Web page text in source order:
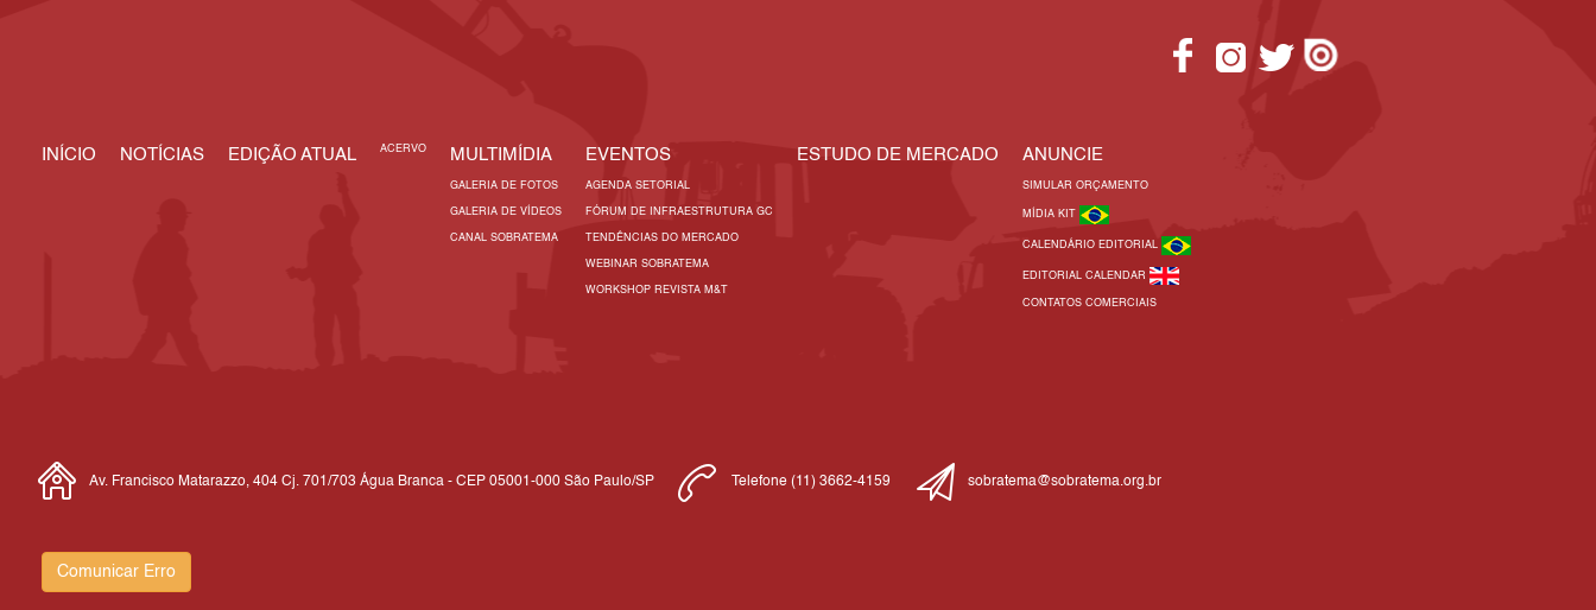
INÍCIO NOTÍCIAS EDIÇÃO ATUAL ACERVO MULTIMÍDIA
GALERIA DE FOTOS
GALERIA DE VÍDEOS
CANAL SOBRATEMA
EVENTOS
AGENDA SETORIAL
FÓRUM DE INFRAESTRUTURA GC
TENDÊNCIAS DO MERCADO
WEBINAR SOBRATEMA
WORKSHOP REVISTA M&T
ESTUDO DE MERCADO ANUNCIE
SIMULAR ORÇAMENTO
MÍDIA KIT
CALENDÁRIO EDITORIAL
EDITORIAL CALENDAR
CONTATOS COMERCIAIS
Av. Francisco Matarazzo, 404 Cj. 701/703 Água Branca - CEP 05001-000 São Paulo/SP Telefone (11) 3662-4159 sobratema@sobratema.org.br
Comunicar Erro